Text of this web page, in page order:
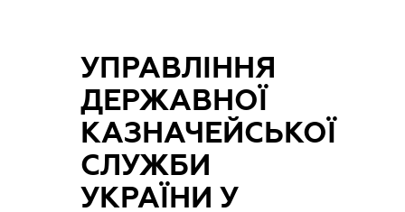
УПРАВЛІННЯ
ДЕРЖАВНОЇ
КАЗНАЧЕЙСЬКОЇ
СЛУЖБИ
УКРАЇНИ У